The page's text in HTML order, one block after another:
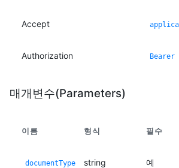
Accept
Authorization Bearer
매개변수(Parameters)
이름 형식 필수
documentType string 예